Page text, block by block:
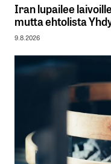
Iran lupailee
mutta ehtolista
9.8.2026